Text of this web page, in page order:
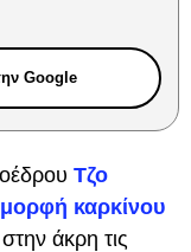
Google
Τζο
καρκίνου
άκρη τις